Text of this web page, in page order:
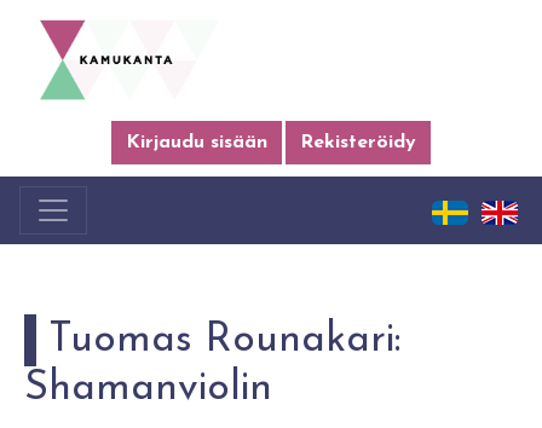
Kirjaudu sisään Rekisteröidy
Tuomas Rounakari:
Shamanviolin